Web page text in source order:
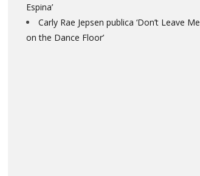
Espina’
Carly Rae Jepsen publica ‘Don’t Leave Me
on the Dance Floor’